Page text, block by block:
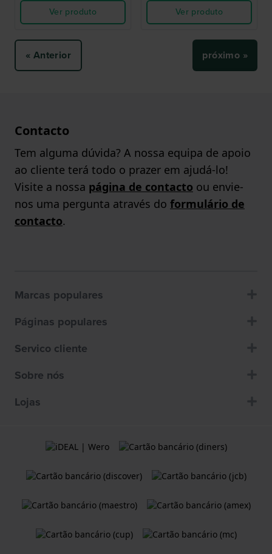
Ver produto
Ver produto
« Anterior próximo »
Contacto
Tem alguma dúvida? A nossa equipa de apoio
ao cliente terá todo o prazer em ajudá-lo!
Visite a nossa página de contacto ou envie-
nos uma pergunta através do formulário de
contacto.
Marcas populares
Páginas populares
Servico cliente
Sobre nós
Lojas